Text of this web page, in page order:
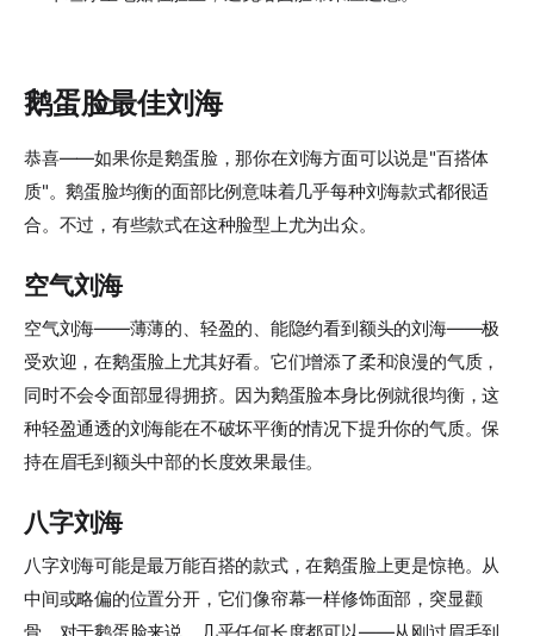
鹅蛋脸最佳刘海
恭喜——如果你是鹅蛋脸，那你在刘海方面可以说是"百搭体
质"。鹅蛋脸均衡的面部比例意味着几乎每种刘海款式都很适
合。不过，有些款式在这种脸型上尤为出众。
空气刘海
空气刘海——薄薄的、轻盈的、能隐约看到额头的刘海——极
受欢迎，在鹅蛋脸上尤其好看。它们增添了柔和浪漫的气质，
同时不会令面部显得拥挤。因为鹅蛋脸本身比例就很均衡，这
种轻盈通透的刘海能在不破坏平衡的情况下提升你的气质。保
持在眉毛到额头中部的长度效果最佳。
八字刘海
八字刘海可能是最万能百搭的款式，在鹅蛋脸上更是惊艳。从
中间或略偏的位置分开，它们像帘幕一样修饰面部，突显颧